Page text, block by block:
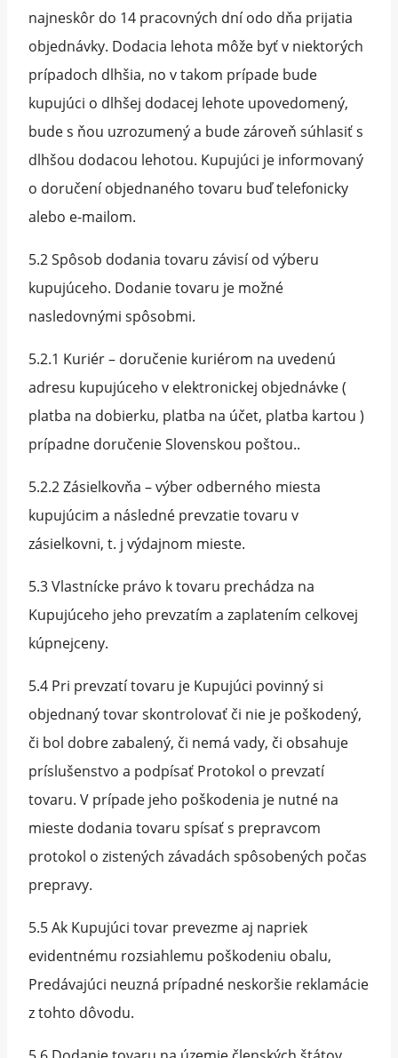
najneskôr do 14 pracovných dní odo dňa prijatia
objednávky. Dodacia lehota môže byť v niektorých
prípadoch dlhšia, no v takom prípade bude
kupujúci o dlhšej dodacej lehote upovedomený,
bude s ňou uzrozumený a bude zároveň súhlasiť s
dlhšou dodacou lehotou. Kupujúci je informovaný
o doručení objednaného tovaru buď telefonicky
alebo e-mailom.
5.2 Spôsob dodania tovaru závisí od výberu
kupujúceho. Dodanie tovaru je možné
nasledovnými spôsobmi.
5.2.1 Kuriér – doručenie kuriérom na uvedenú
adresu kupujúceho v elektronickej objednávke (
platba na dobierku, platba na účet, platba kartou )
prípadne doručenie Slovenskou poštou..
5.2.2 Zásielkovňa – výber odberného miesta
kupujúcim a následné prevzatie tovaru v
zásielkovni, t. j výdajnom mieste.
5.3 Vlastnícke právo k tovaru prechádza na
Kupujúceho jeho prevzatím a zaplatením celkovej
kúpnejceny.
5.4 Pri prevzatí tovaru je Kupujúci povinný si
objednaný tovar skontrolovať či nie je poškodený,
či bol dobre zabalený, či nemá vady, či obsahuje
príslušenstvo a podpísať Protokol o prevzatí
tovaru. V prípade jeho poškodenia je nutné na
mieste dodania tovaru spísať s prepravcom
protokol o zistených závadách spôsobených počas
prepravy.
5.5 Ak Kupujúci tovar prevezme aj napriek
evidentnému rozsiahlemu poškodeniu obalu,
Predávajúci neuzná prípadné neskoršie reklamácie
z tohto dôvodu.